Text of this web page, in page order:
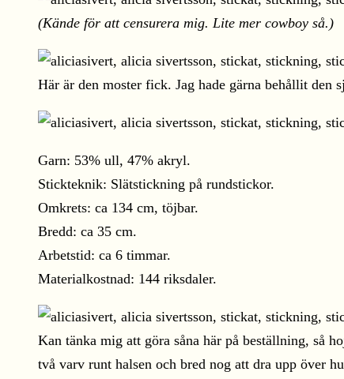
(Kände för att censurera mig. Lite mer cowboy så.)
Här är den moster fick. Jag hade gärna behållit den
Garn: 53% ull, 47% akryl.
Stickteknik: Slätstickning på rundstickor.
Omkrets: ca 134 cm, töjbar.
Bredd: ca 35 cm.
Arbetstid: ca 6 timmar.
Materialkostnad: 144 riksdaler.
Kan tänka mig att göra såna här på beställning, så
två varv runt halsen och bred nog att dra upp över